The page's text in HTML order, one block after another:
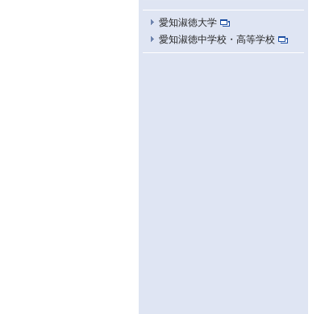
愛知淑徳大学
愛知淑徳中学校・高等学校